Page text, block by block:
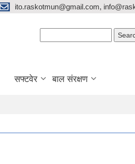
ito.raskotmun@gmail.com,
सफ्टवेर बाल संरक्षण